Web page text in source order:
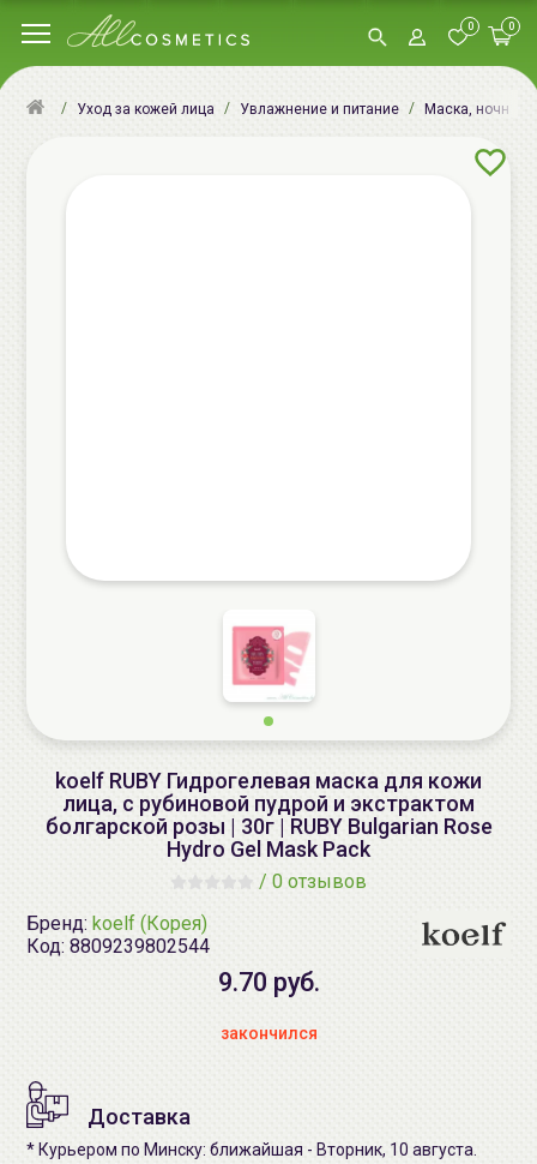
0 0
Уход за кожей лица Увлажнение и питание Маска, ночная
koelf RUBY Гидрогелевая маска для кожи
лица, с рубиновой пудрой и экстрактом
болгарской розы | 30г | RUBY Bulgarian Rose
Hydro Gel Mask Pack
/ 0 отзывов
Бренд: koelf (Корея)
Код: 8809239802544
9.70 руб.
закончился
Доставка
* Курьером по Минску: ближайшая - Вторник, 10 августа.